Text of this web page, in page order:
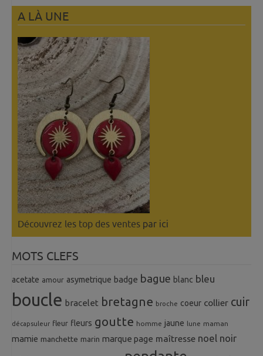
A LÀ UNE
Découvrez les top des ventes par ici
MOTS CLEFS
acetate amour asymetrique badge bague blanc bleu
boucle bracelet bretagne broche coeur collier cuir
décapsuleur fleur fleurs goutte homme jaune lune maman
mamie manchette marin marque page maîtresse noel noir